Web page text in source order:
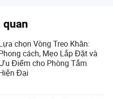
chọn Vòng Treo Khăn:
cách, Mẹo Lắp Đặt và
Điểm cho Phòng Tắm
Đại